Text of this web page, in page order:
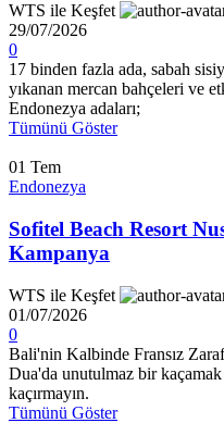
WTS ile Keşfet
29/07/2026
0
17 binden fazla ada, sabah
yıkanan mercan bahçeleri ve
Endonezya adaları;
Tümünü Göster
01 Tem
Endonezya
Sofitel Beach Resort
Kampanya
WTS ile Keşfet
01/07/2026
0
Bali'nin Kalbinde Fransız
Dua'da unutulmaz bir
kaçırmayın.
Tümünü Göster